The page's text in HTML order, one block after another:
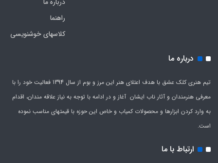
راهنما
کلاسهای خوشنویسی
درباره ما
تیم هنری کلک عشق با هدف اعتلای هنر این مرز و بوم از سال 1394 فعالیت خود را با
معرفی هنرمندان و آثار ناب ایشان آغاز و در ادامه با توجه به نیاز علاقه مندان، اقدام
به وارد کردن ابزارها و محصولات کمیاب و خاص این حوزه با قیمتهای مناسب نموده
است.
ارتباط با ما